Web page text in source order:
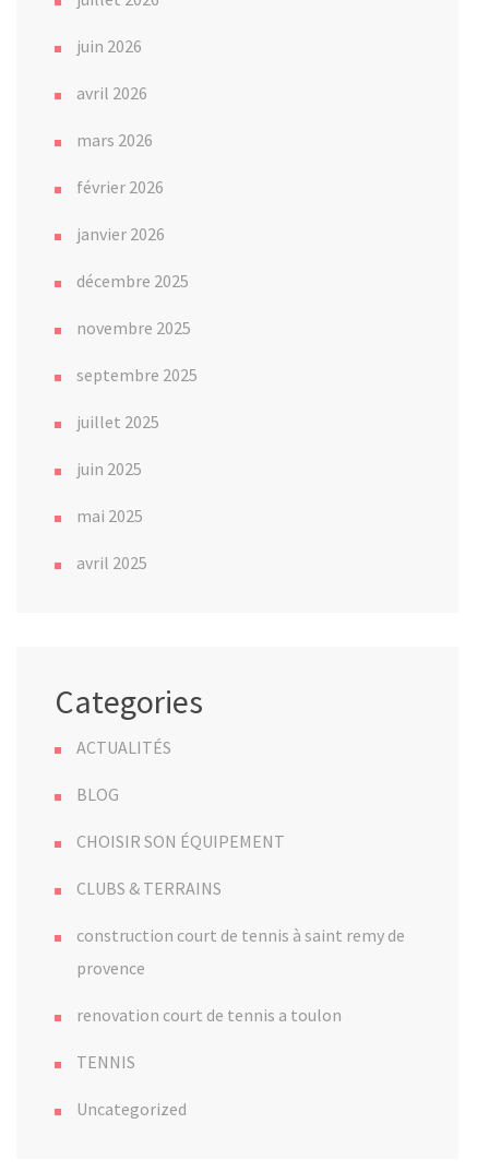
juin 2026
avril 2026
mars 2026
février 2026
janvier 2026
décembre 2025
novembre 2025
septembre 2025
juillet 2025
juin 2025
mai 2025
avril 2025
Categories
ACTUALITÉS
BLOG
CHOISIR SON ÉQUIPEMENT
CLUBS & TERRAINS
construction court de tennis à saint remy de
provence
renovation court de tennis a toulon
TENNIS
Uncategorized